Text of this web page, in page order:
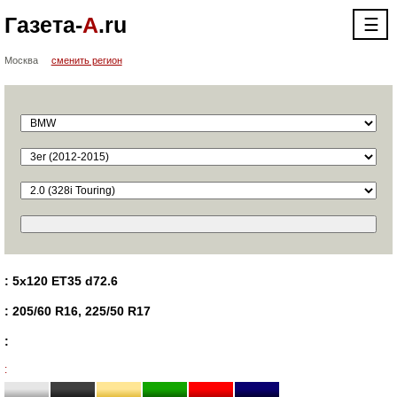
Газета-А.ru ☰
Москва сменить регион
: 5x120 ET35 d72.6
: 205/60 R16, 225/50 R17
:
: